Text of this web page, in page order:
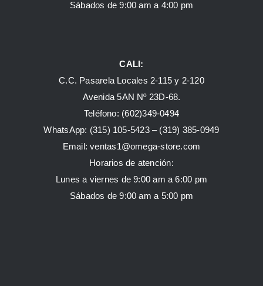
Sábados de 9:00 am a 4:00 pm
CALI:
C.C. Pasarela Locales 2-115 y 2-120
Avenida 5AN Nº 23D-68.
Teléfono: (602)349-0494
WhatsApp: (315) 105-5423 – (319) 385-0949
Email:ventas1@omega-store.com
Horarios de atención:
Lunes a viernes de 9:00 am a 6:00 pm
Sábados de 9:00 am a 5:00 pm